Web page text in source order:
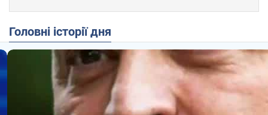
Головні історії дня